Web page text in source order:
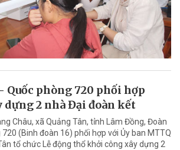
phòng 720 phối hợp
2 nhà Đại đoàn kết
Châu, xã Quảng Tân, tỉnh Lâm Đồng, Đoàn
720 (Binh đoàn 16) phối hợp với Ủy ban MTTQ
tổ chức Lễ động thổ khởi công xây dựng 2